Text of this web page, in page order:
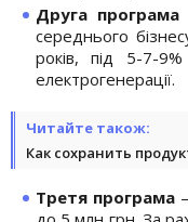
Друга програма
середнього
років, під 5-7-
електрогенерації.
Читайте також:
Как сохранить
Третя програма